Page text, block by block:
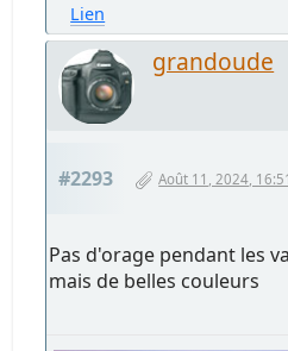
Lien
grandoude
#2293 Août 11, 2024,
Pas d'orage pendant les
mais de belles couleurs